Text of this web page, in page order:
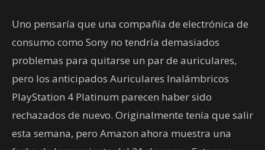
Uno pensaría que una compañía de electrónica de
consumo como Sony no tendría demasiados
problemas para quitarse un par de auriculares,
pero los anticipados Auriculares Inalámbricos
PlayStation 4 Platinum parecen haber sido
rechazados de nuevo. Originalmente tenía que salir
esta semana, pero Amazon ahora muestra una